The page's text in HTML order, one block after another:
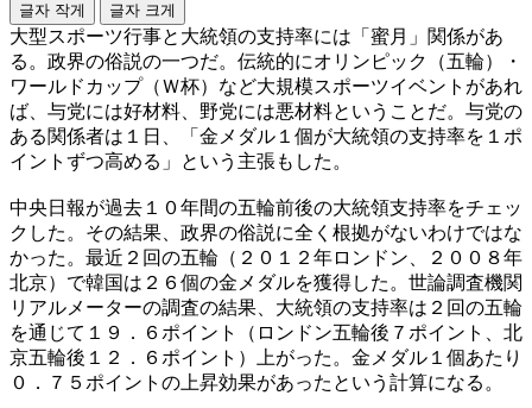
글자 작게 글자 크게
大型スポーツ行事と大統領の支持率には「蜜月」関係があ
る。政界の俗説の一つだ。伝統的にオリンピック（五輪）・
ワールドカップ（Ｗ杯）など大規模スポーツイベントがあれ
ば、与党には好材料、野党には悪材料ということだ。与党の
ある関係者は１日、「金メダル１個が大統領の支持率を１ポ
イントずつ高める」という主張もした。
中央日報が過去１０年間の五輪前後の大統領支持率をチェッ
クした。その結果、政界の俗説に全く根拠がないわけではな
かった。最近２回の五輪（２０１２年ロンドン、２００８年
北京）で韓国は２６個の金メダルを獲得した。世論調査機関
リアルメーターの調査の結果、大統領の支持率は２回の五輪
を通じて１９．６ポイント（ロンドン五輪後７ポイント、北
京五輪後１２．６ポイント）上がった。金メダル１個あたり
０．７５ポイントの上昇効果があったという計算になる。